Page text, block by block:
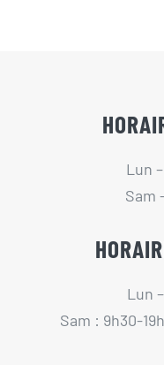
Lun
Sam
Lun
Sam : 9h30-